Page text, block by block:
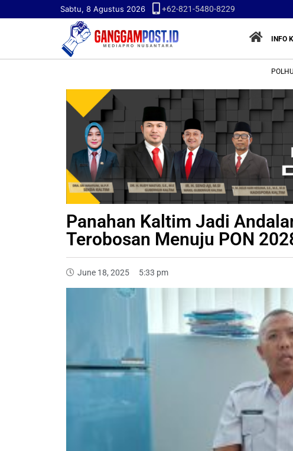
Sabtu, 8 Agustus 2026 +62-821-5480-8229
INFO
Panahan Kaltim Jadi
Terobosan Menuju PON
June 18, 2025 5:33 pm